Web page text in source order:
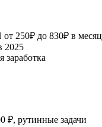
от 250₽ до 830₽ в месяц
2025
₽, рутинные задачи